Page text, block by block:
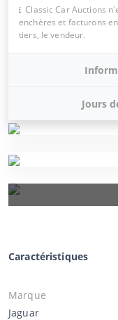
Classic Car Auctions
enchères et facturons
tiers, le vendeur.
Jours
Caractéristiques
Marque
Jaguar